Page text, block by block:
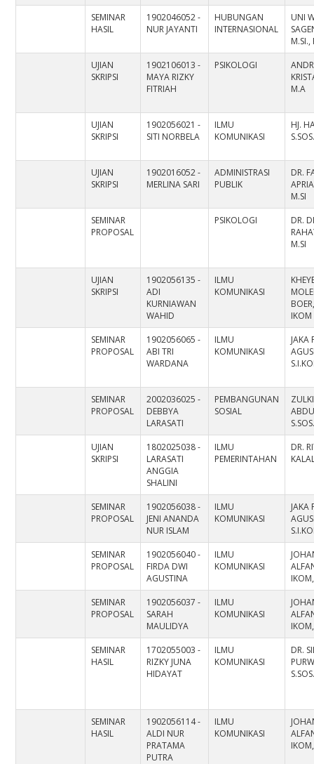
SEMINAR
HASIL
1902046052 -
NUR JAYANTI
HUBUNGAN
INTERNASIONAL
UNI
UJIAN
SKRIPSI
1902106013 -
MAYA RIZKY
FITRIAH
PSIKOLOGI
M.A
UJIAN
SKRIPSI
1902056021 -
SITI NORBELA
ILMU
KOMUNIKASI
HJ.
UJIAN
SKRIPSI
1902016052 -
MERLINA SARI
ADMINISTRASI
PUBLIK
DR.
M.SI
SEMINAR
PROPOSAL
PSIKOLOGI
DR.
M.SI
UJIAN
SKRIPSI
1902056135 -
ADI
KURNIAWAN
WAHID
ILMU
KOMUNIKASI
IKOM
SEMINAR
PROPOSAL
1902056065 -
ABI TRI
WARDANA
ILMU
KOMUNIKASI
JAKA
SEMINAR
PROPOSAL
2002036025 -
DEBBYA
LARASATI
PEMBANGUNAN
SOSIAL
UJIAN
SKRIPSI
1802025038 -
LARASATI
ANGGIA
SHALINI
ILMU
PEMERINTAHAN
DR.
SEMINAR
PROPOSAL
1902056038 -
JENI ANANDA
NUR ISLAM
ILMU
KOMUNIKASI
JAKA
SEMINAR
PROPOSAL
1902056040 -
FIRDA DWI
AGUSTINA
ILMU
KOMUNIKASI
SEMINAR
PROPOSAL
1902056037 -
SARAH
MAULIDYA
ILMU
KOMUNIKASI
SEMINAR
HASIL
1702055003 -
RIZKY JUNA
HIDAYAT
ILMU
KOMUNIKASI
DR.
SEMINAR
HASIL
1902056114 -
ALDI NUR
PRATAMA
PUTRA
ILMU
KOMUNIKASI